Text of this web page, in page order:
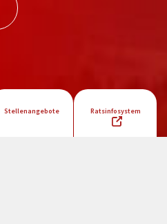
Stellenangebote Ratsinfosystem